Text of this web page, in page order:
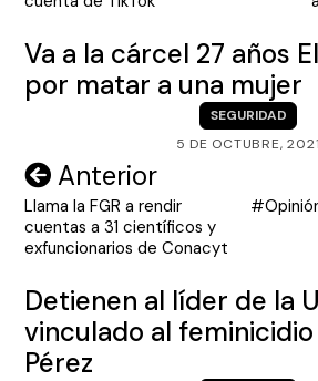
entradas
Va a la cárcel 27 años
por matar a una mujer
SEGURIDAD
5 DE OCTUBRE, 2021
Navegación
de
entradas
Anterior
Llama la FGR a rendir
cuentas a 31 científicos y
exfuncionarios de Conacyt
Detienen al líder de la
vinculado al
Pérez